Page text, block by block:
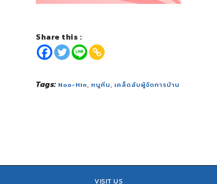
Share this :
Tags: Noo-Hin, หนูหิ่น, เคล็ดลับผู้จัดการบ้าน
VISIT US